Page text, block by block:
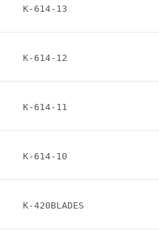
K-614-13
K-614-12
K-614-11
K-614-10
K-420BLADES